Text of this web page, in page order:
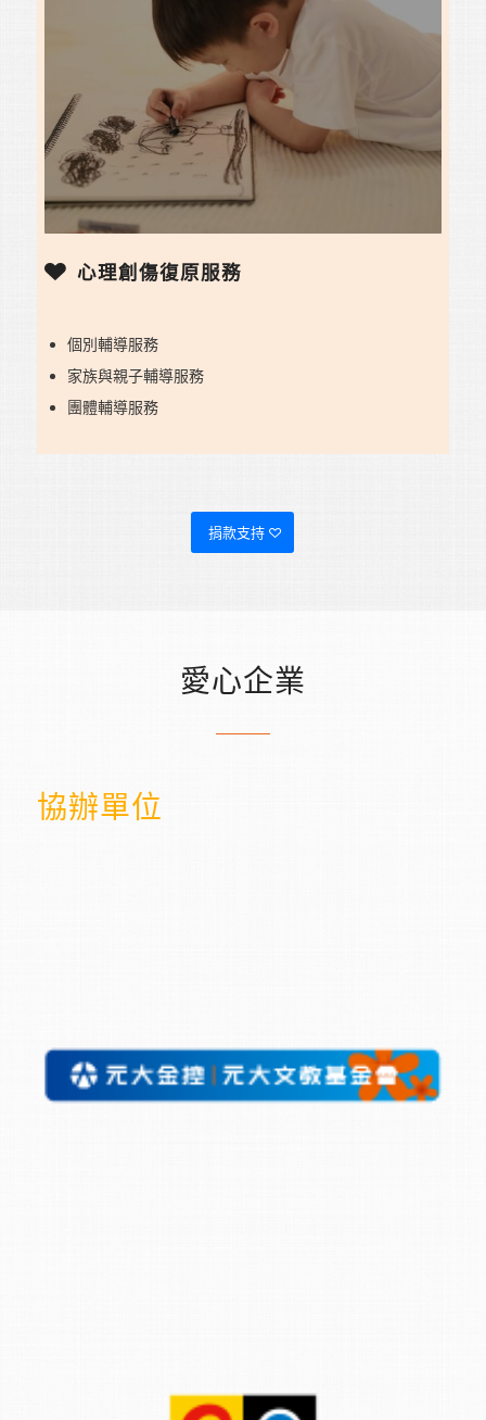
心理創傷復原服務
個別輔導服務
家族與親子輔導服務
團體輔導服務
捐款支持
愛心企業
協辦單位